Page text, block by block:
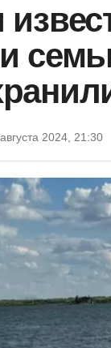
2024, 21:30